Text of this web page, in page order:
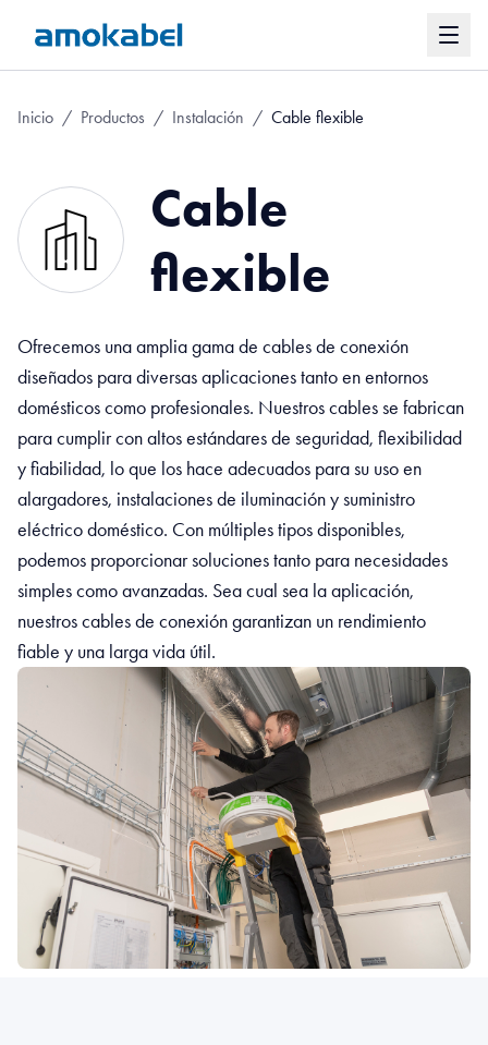
Inicio / Productos / Instalación / Cable flexible
Cable
flexible
Ofrecemos una amplia gama de cables de conexión
diseñados para diversas aplicaciones tanto en entornos
domésticos como profesionales. Nuestros cables se fabrican
para cumplir con altos estándares de seguridad, flexibilidad
y fiabilidad, lo que los hace adecuados para su uso en
alargadores, instalaciones de iluminación y suministro
eléctrico doméstico. Con múltiples tipos disponibles,
podemos proporcionar soluciones tanto para necesidades
simples como avanzadas. Sea cual sea la aplicación,
nuestros cables de conexión garantizan un rendimiento
fiable y una larga vida útil.